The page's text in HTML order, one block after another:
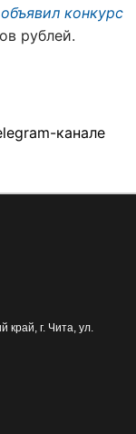
объявил конкурс
рублей.
канале
край, г. Чита ул.